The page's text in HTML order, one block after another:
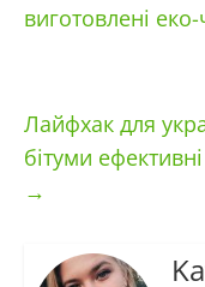
виготовлені еко-
Лайфхак для
бітуми
→